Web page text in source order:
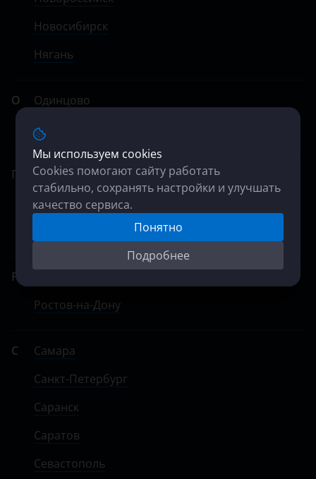
Мы используем cookies
Cookies помогают сайту работать
стабильно, сохранять настройки и улучшать
качество сервиса.
Понятно
Подробнее
Новосибирск
Нягань
О
Одинцово
Омск
П
Павловский Посад
Петропавловск-Камчатский
Р
Ростов-на-Дону
С
Самара
Санкт-Петербург
Саранск
Саратов
Севастополь